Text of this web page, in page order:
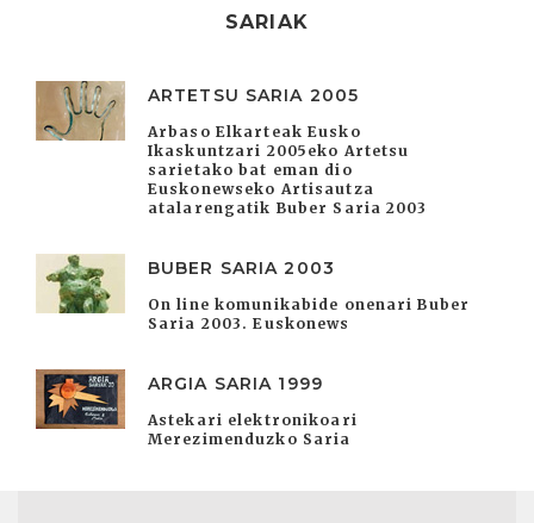
SARIAK
ARTETSU SARIA 2005
Arbaso Elkarteak Eusko
Ikaskuntzari 2005eko Artetsu
sarietako bat eman dio
Euskonewseko Artisautza
atalarengatik Buber Saria 2003
BUBER SARIA 2003
On line komunikabide onenari Buber
Saria 2003. Euskonews
ARGIA SARIA 1999
Astekari elektronikoari
Merezimenduzko Saria